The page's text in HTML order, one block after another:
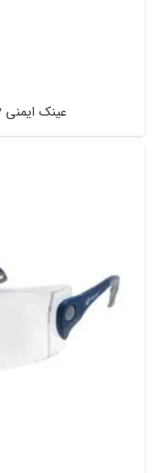
عینک ایمنی MATRIX – Galaxy